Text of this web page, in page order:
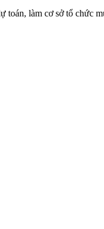
làm cơ sở tổ chức